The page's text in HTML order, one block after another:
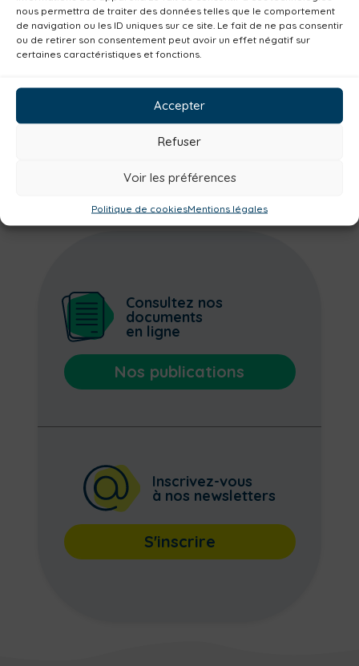
nous permettra de traiter des données telles que le comportement
de navigation ou les ID uniques sur ce site. Le fait de ne pas consentir
ou de retirer son consentement peut avoir un effet négatif sur
certaines caractéristiques et fonctions.
Accepter
Refuser
Voir les préférences
Politique de cookiesMentions légales
Culture
Non classé
Solidarité
Tourisme
Centre aquatique
Plan climat
Habitat
Economie Jeunesse
Sport
Communes
Consommer local
Consultez nos
documents
en ligne
Nos publications
Inscrivez-vous
à nos newsletters
S'inscrire